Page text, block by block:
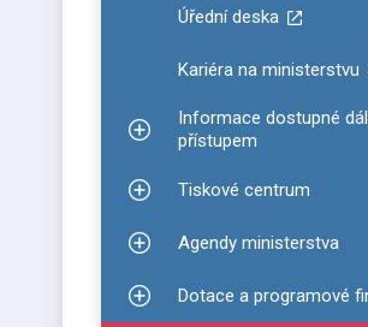
Úřední deska
Kariéra na ministerstvu
Zobrazit podmenu pro
Informace dostupné
přístupem
Zobrazit podmenu pro
Tiskové centrum
Zobrazit podmenu pro
Agendy ministerstva
Zobrazit podmenu pro
Dotace a programové